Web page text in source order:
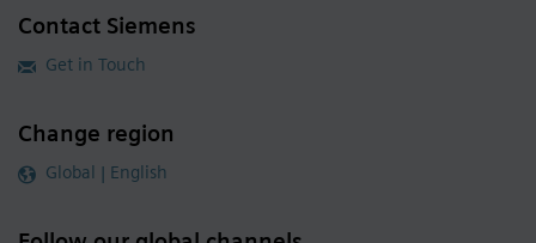
Contact Siemens
Get in Touch
Change region
Global | English